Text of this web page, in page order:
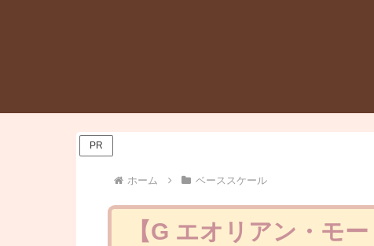
PR
ホーム ベーススケール
【G エオリアン・モ